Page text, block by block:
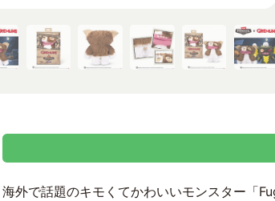
海外で話題のキモくてかわいいモンスター「